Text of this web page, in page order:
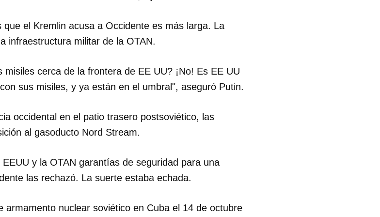
INICIAR SESIÓN CANCELAR
el Kremlin acusa a Occidente es más larga. La
infraestructura militar de la OTAN.
cerca de la frontera de EE UU? ¡No! Es EE UU
sus misiles, y ya están en el umbral", aseguró Putin.
occidental en el patio trasero postsoviético, las
al gasoducto Nord Stream.
y la OTAN garantías de seguridad para una
las rechazó. La suerte estaba echada.
armamento nuclear soviético en Cuba el 14 de octubre